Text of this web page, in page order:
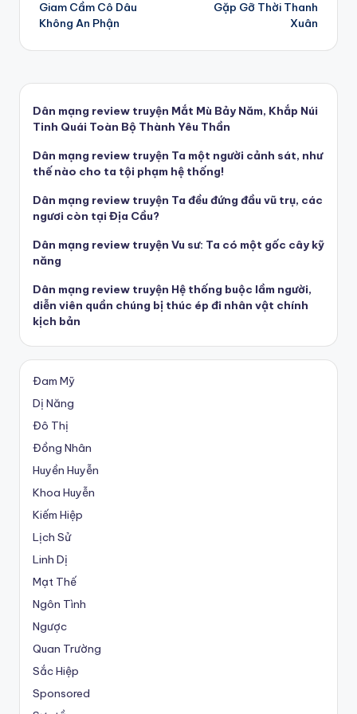
navigation
Giam Cầm Cô Dâu
Không An Phận
Gặp Gỡ Thời Thanh
Xuân
Dân mạng review truyện Mắt Mù Bảy Năm, Khắp Núi
Tinh Quái Toàn Bộ Thành Yêu Thần
Dân mạng review truyện Ta một người cảnh sát, như
thế nào cho ta tội phạm hệ thống!
Dân mạng review truyện Ta đều đứng đầu vũ trụ, các
ngươi còn tại Địa Cầu?
Dân mạng review truyện Vu sư: Ta có một gốc cây kỹ
năng
Dân mạng review truyện Hệ thống buộc lầm người,
diễn viên quần chúng bị thúc ép đi nhân vật chính
kịch bản
Đam Mỹ
Dị Năng
Đô Thị
Đồng Nhân
Huyền Huyễn
Khoa Huyễn
Kiếm Hiệp
Lịch Sử
Linh Dị
Mạt Thế
Ngôn Tình
Ngược
Quan Trường
Sắc Hiệp
Sponsored